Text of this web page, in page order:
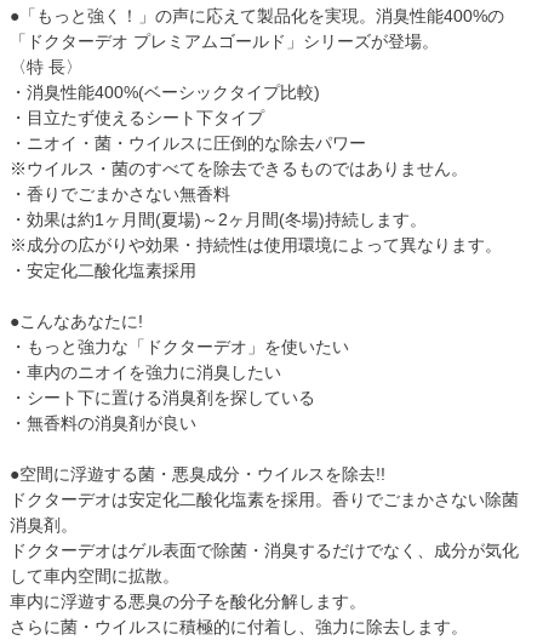
●「もっと強く！」の声に応えて製品化を実現。消臭性能400%の
「ドクターデオ プレミアムゴールド」シリーズが登場。
〈特 長〉
・消臭性能400%(ベーシックタイプ比較)
・目立たず使えるシート下タイプ
・ニオイ・菌・ウイルスに圧倒的な除去パワー
※ウイルス・菌のすべてを除去できるものではありません。
・香りでごまかさない無香料
・効果は約1ヶ月間(夏場)～2ヶ月間(冬場)持続します。
※成分の広がりや効果・持続性は使用環境によって異なります。
・安定化二酸化塩素採用
●こんなあなたに!
・もっと強力な「ドクターデオ」を使いたい
・車内のニオイを強力に消臭したい
・シート下に置ける消臭剤を探している
・無香料の消臭剤が良い
●空間に浮遊する菌・悪臭成分・ウイルスを除去!!
ドクターデオは安定化二酸化塩素を採用。香りでごまかさない除菌
消臭剤。
ドクターデオはゲル表面で除菌・消臭するだけでなく、成分が気化
して車内空間に拡散。
車内に浮遊する悪臭の分子を酸化分解します。
さらに菌・ウイルスに積極的に付着し、強力に除去します。